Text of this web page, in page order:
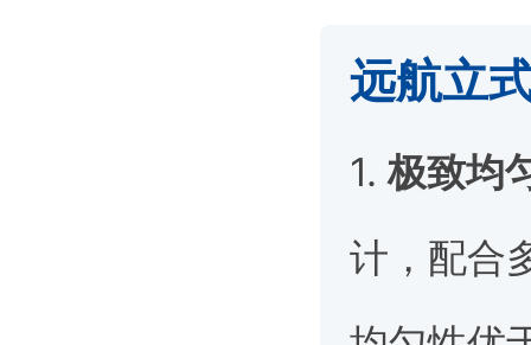
远航立
1.极致均
计，配合